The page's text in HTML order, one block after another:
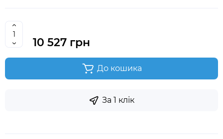
10 527 грн
До кошика
За 1 клік